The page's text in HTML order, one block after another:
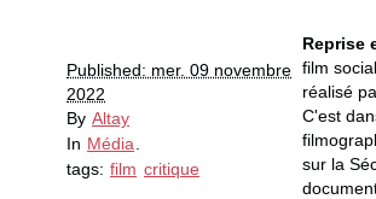
Published: mer. 09 novembre
2022
By Altay
In Média
tags: film critique
Reprise
film
réalisé
C'est
sur la